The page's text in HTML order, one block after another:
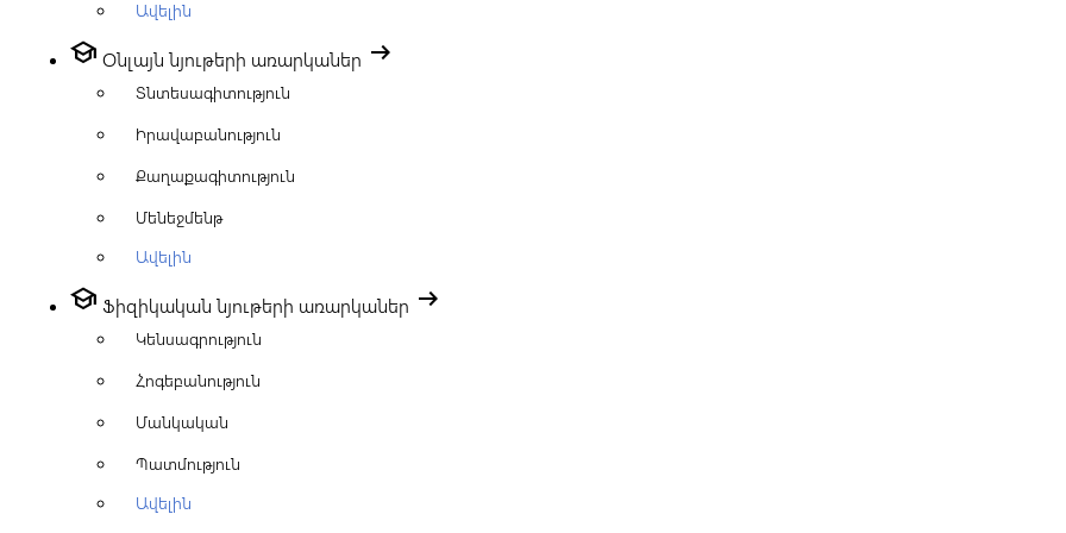
Ավելին
school Օնլայն նյութերի առարկաներ arrow_right_alt
Տնտեսագիտություն
Իրավաբանություն
Քաղաքագիտություն
Մենեջմենթ
Ավելին
school Ֆիզիկական նյութերի առարկաներ arrow_right_alt
Կենսագրություն
Հոգեբանություն
Մանկական
Պատմություն
Ավելին